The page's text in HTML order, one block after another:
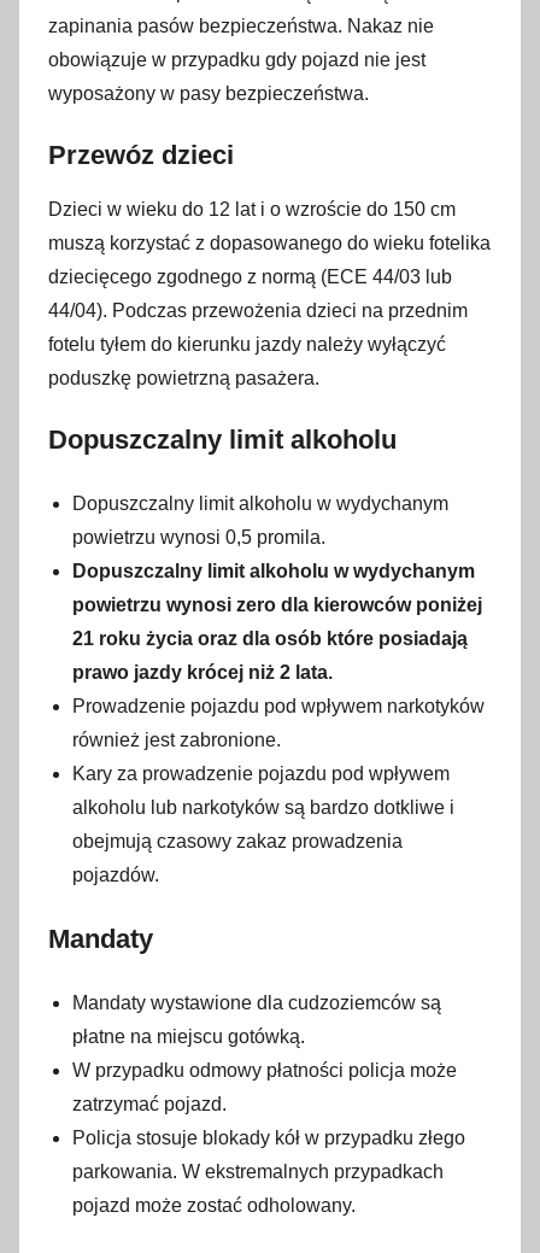
zapinania pasów bezpieczeństwa. Nakaz nie
obowiązuje w przypadku gdy pojazd nie jest
wyposażony w pasy bezpieczeństwa.
Przewóz dzieci
Dzieci w wieku do 12 lat i o wzroście do 150 cm
muszą korzystać z dopasowanego do wieku fotelika
dziecięcego zgodnego z normą (ECE 44/03 lub
44/04). Podczas przewożenia dzieci na przednim
fotelu tyłem do kierunku jazdy należy wyłączyć
poduszkę powietrzną pasażera.
Dopuszczalny limit alkoholu
Dopuszczalny limit alkoholu w wydychanym
powietrzu wynosi 0,5 promila.
Dopuszczalny limit alkoholu w wydychanym
powietrzu wynosi zero dla kierowców poniżej
21 roku życia oraz dla osób które posiadają
prawo jazdy krócej niż 2 lata.
Prowadzenie pojazdu pod wpływem narkotyków
również jest zabronione.
Kary za prowadzenie pojazdu pod wpływem
alkoholu lub narkotyków są bardzo dotkliwe i
obejmują czasowy zakaz prowadzenia
pojazdów.
Mandaty
Mandaty wystawione dla cudzoziemców są
płatne na miejscu gotówką.
W przypadku odmowy płatności policja może
zatrzymać pojazd.
Policja stosuje blokady kół w przypadku złego
parkowania. W ekstremalnych przypadkach
pojazd może zostać odholowany.